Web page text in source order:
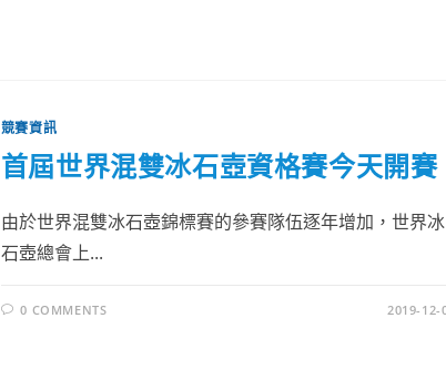
競賽資訊
首屆世界混雙冰石壺資格賽今天開賽
由於世界混雙冰石壺錦標賽的參賽隊伍逐年增加，世界冰
石壺總會上...
0 COMMENTS 2019-12-